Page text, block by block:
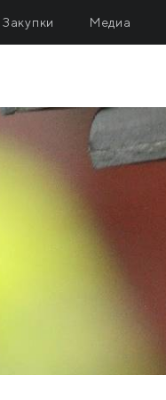
Закупки Медиа